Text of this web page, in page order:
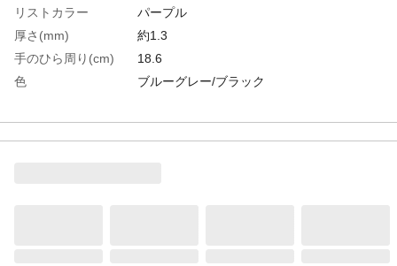
リストカラー
パープル
厚さ(mm)
約1.3
手のひら周り(cm)
18.6
色
ブルーグレー/ブラック
中指長さ(cm)
7.8